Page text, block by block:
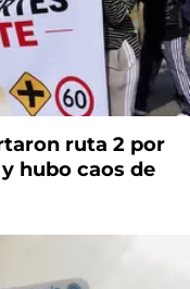
ruta 2 por
hubo caos de